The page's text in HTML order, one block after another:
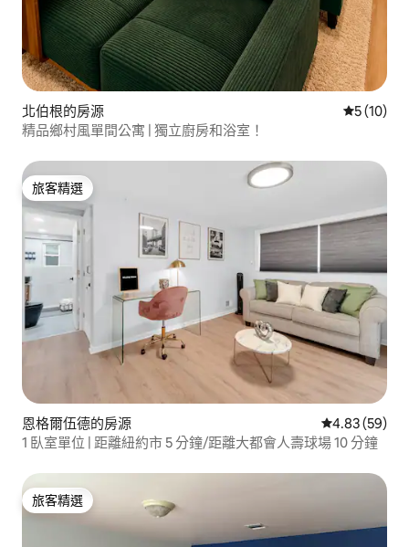
北伯根的房源 從 10 則
5 (10)
精品鄉村風單間公寓 | 獨立廚房和浴室！
旅客精選
旅客精選
恩格爾伍德的房源 從 59 則評價
4.83 (59)
1 臥室單位 | 距離紐約市 5 分鐘/距離大都會人壽球場 10 分鐘
旅客精選
旅客精選